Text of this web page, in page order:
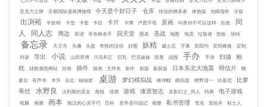
亚克力立牌
京都国际漫画博物馆 今天是个好日子 仓库 传说的继承者 体验版 光崎瑠衣 冷饭
出渕裕 半妖精 卡垫 卡套 卡拉 卡片 卡牌 卢恩字母 原画 叫兽你不可以这样 吉他
同
人
同人志 周边 和谐 哥布林杀手 回天堂 图表 圣战 地图 地震 垃圾佬 垫板 埃特
备忘录 天王寺 头像 头盔 奇怪的活动 好图 妖精 威士忌 字幕 安田均 安田峰俊
定制
对谈
导出 小说 山田章博 川岛和正 巨乳 巴克妹妹 慈善 战报 手办 手游 扫描
抱
枕
拯救濒危网站 挂画 插件 插画 文件夹 新作 新版 新装版 日本东北大地震 明信片
晓
夏目
有声书 木升 杂志 核辐射 桌游 梦幻模拟战 棒球帽 模拟器 樫野清一 比基尼
比萝
蒂丝
水野良 法利斯的圣女 海报 清酒 游戏 漆原智志 灵影幻士_同人 特典 电子游戏
电脑 画廊 画本 痴汉的心灵手巧 百科 皇帝圣印战记 相册 私书管理 笔名 箕轮丰
粘土人